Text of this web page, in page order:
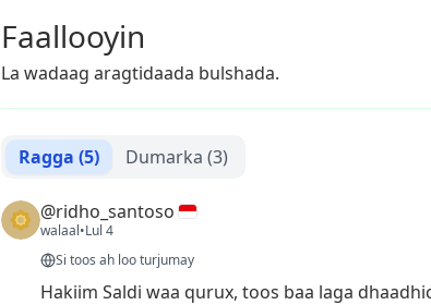
Faallooyin
La wadaag aragtidaada bulshada.
Ragga (5) Dumarka (3)
@ridho_santoso
walaal•Lul 4
Si toos ah loo turjumay
Hakiim Saldi waa qurux, toos baa laga